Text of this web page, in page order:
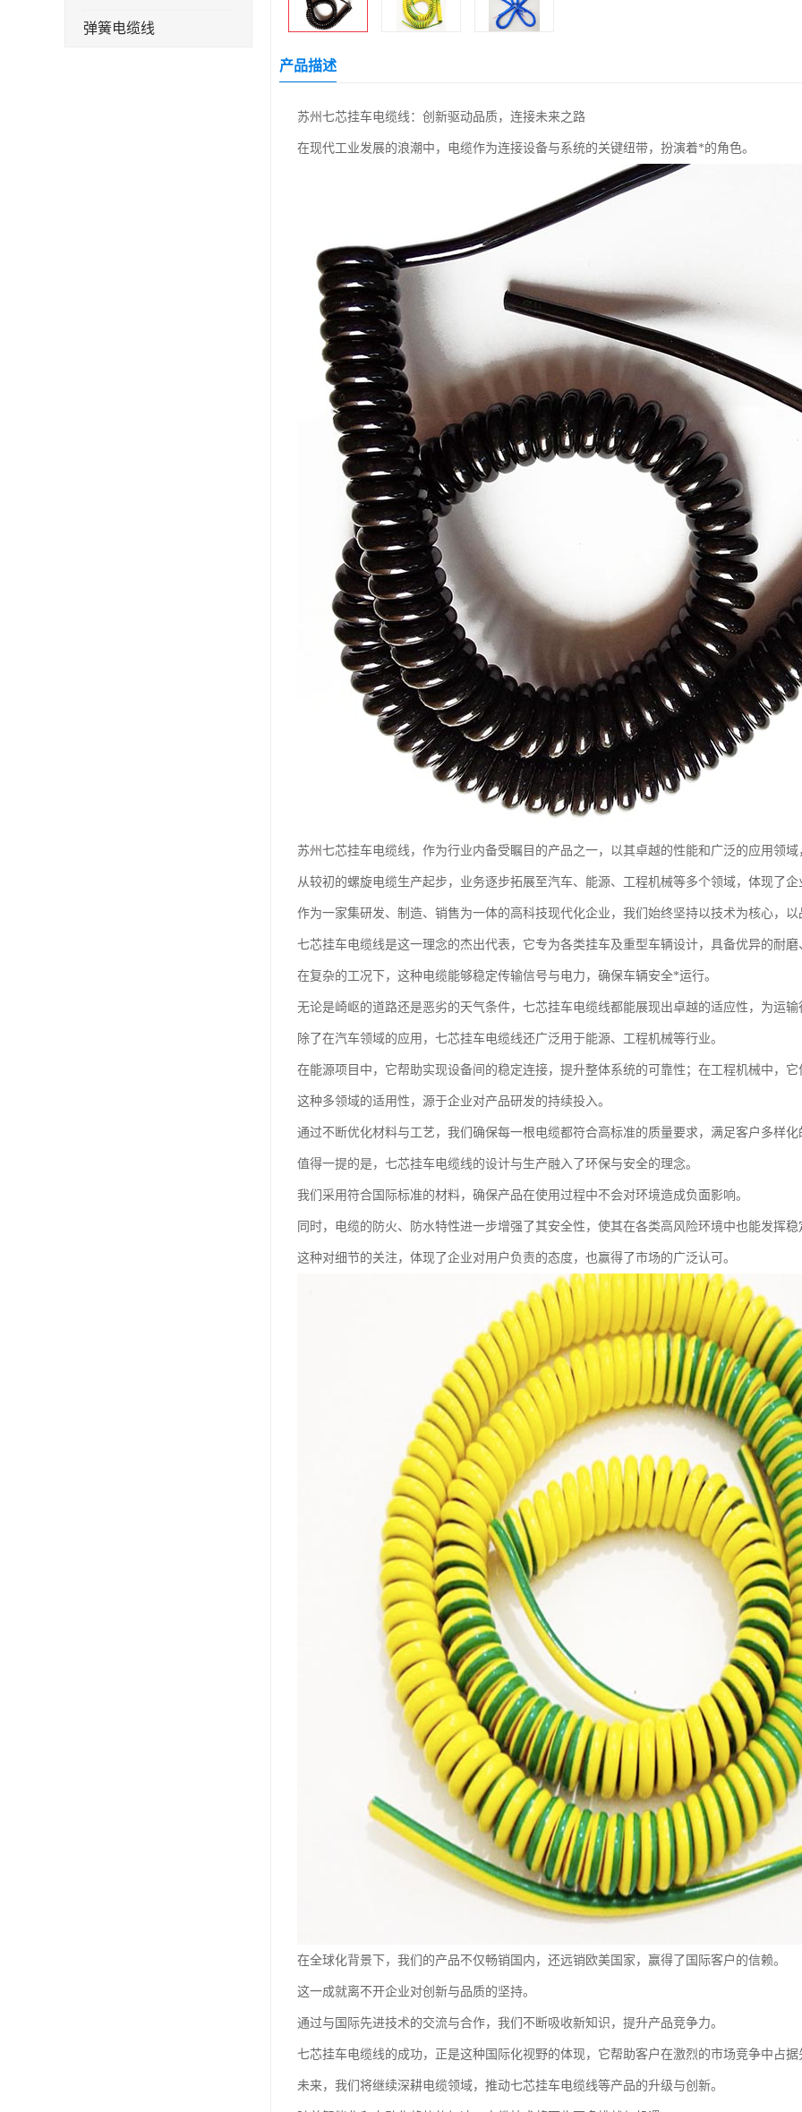
弹簧电缆线
产品描述
苏州七芯挂车电缆线：创新驱动品质，连接未来之路
在现代工业发展的浪潮中，电缆作为连接设备与系统的关键纽带，扮演着*的角色。
苏州七芯挂车电缆线，作为行业内备受瞩目的产品之一，以其卓越的性能和广泛的应用领
从较初的螺旋电缆生产起步，业务逐步拓展至汽车、能源、工程机械等多个领域，体现了
作为一家集研发、制造、销售为一体的高科技现代化企业，我们始终坚持以技术为核心，
七芯挂车电缆线是这一理念的杰出代表，它专为各类挂车及重型车辆设计，具备优异的耐
在复杂的工况下，这种电缆能够稳定传输信号与电力，确保车辆安全*运行。
无论是崎岖的道路还是恶劣的天气条件，七芯挂车电缆线都能展现出卓越的适应性，为运
除了在汽车领域的应用，七芯挂车电缆线还广泛用于能源、工程机械等行业。
在能源项目中，它帮助实现设备间的稳定连接，提升整体系统的可靠性；在工程机械中，
这种多领域的适用性，源于企业对产品研发的持续投入。
通过不断优化材料与工艺，我们确保每一根电缆都符合高标准的质量要求，满足客户多样化
值得一提的是，七芯挂车电缆线的设计与生产融入了环保与安全的理念。
我们采用符合国际标准的材料，确保产品在使用过程中不会对环境造成负面影响。
同时，电缆的防火、防水特性进一步增强了其安全性，使其在各类高风险环境中也能发挥稳
这种对细节的关注，体现了企业对用户负责的态度，也赢得了市场的广泛认可。
在全球化背景下，我们的产品不仅畅销国内，还远销欧美国家，赢得了国际客户的信赖。
这一成就离不开企业对创新与品质的坚持。
通过与国际先进技术的交流与合作，我们不断吸收新知识，提升产品竞争力。
七芯挂车电缆线的成功，正是这种国际化视野的体现，它帮助客户在激烈的市场竞争中占据
未来，我们将继续深耕电缆领域，推动七芯挂车电缆线等产品的升级与创新。